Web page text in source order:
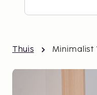
Thuis Minimalist